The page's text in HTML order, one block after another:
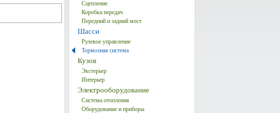
Сцепление
Коробка передач
Передний и задний мост
Шасси
Рулевое управление
Тормозная система
Кузов
Экстерьер
Интерьер
Электрооборудование
Система отопления
Оборудование и приборы